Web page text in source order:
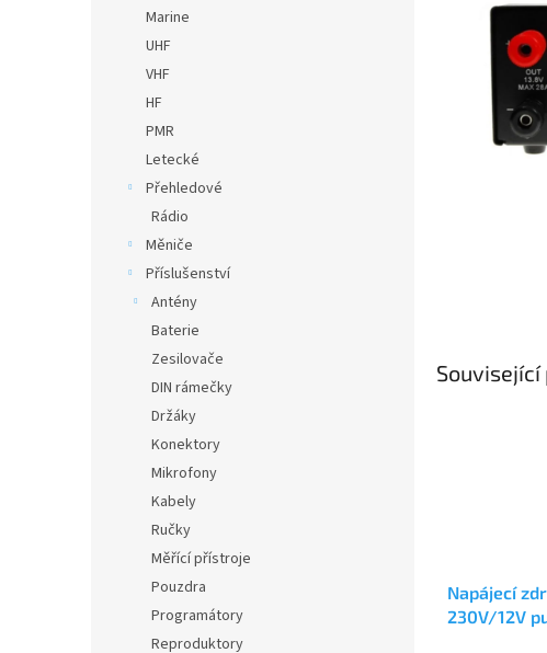
Marine
UHF
VHF
HF
PMR
Letecké
Přehledové
Rádio
Měniče
Příslušenství
Antény
Baterie
Zesilovače
DIN rámečky
Držáky
Konektory
Mikrofony
Kabely
Ručky
Měřící přístroje
Pouzdra
Programátory
Reproduktory
Napájecí
230V/12V